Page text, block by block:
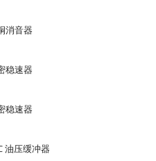
消音器
稳速器
稳速器
油压缓冲器